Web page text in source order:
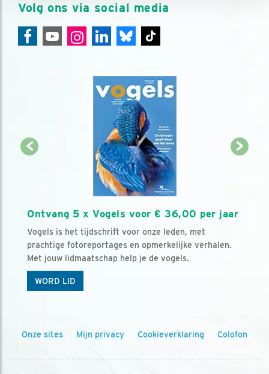
Volg ons via social media
Ontvang 5 x Vogels voor € 36,00 per jaar
Vogels is het tijdschrift voor onze leden, met
prachtige fotoreportages en opmerkelijke verhalen.
Met jouw lidmaatschap help je de vogels.
WORD LID
Onze sites Mijn privacy Cookieverklaring Colofon